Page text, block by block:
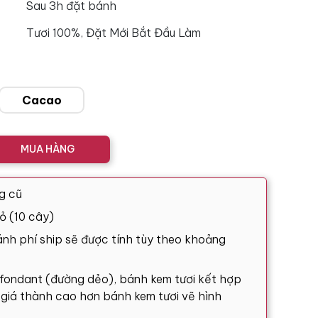
Sau 3h đặt bánh
Tươi 100%, Đặt Mới Bắt Đầu Làm
Cacao
MUA HÀNG
cũ
(10 cây)
phí ship sẽ được tính tùy theo khoảng
(đường dẻo), bánh kem tươi kết hợp
thành cao hơn bánh kem tươi vẽ hình